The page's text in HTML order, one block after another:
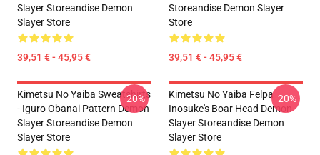
Slayer Storeandise Demon
Slayer Store
39,51 € - 45,95 €
Storeandise Demon Slayer
Store
39,51 € - 45,95 €
Kimetsu No Yaiba Sweatshirts
- Iguro Obanai Pattern Demon
Slayer Storeandise Demon
Slayer Store
-20%
Kimetsu No Yaiba Felpa
Inosuke's Boar Head Demon
Slayer Storeandise Demon
Slayer Store
-20%